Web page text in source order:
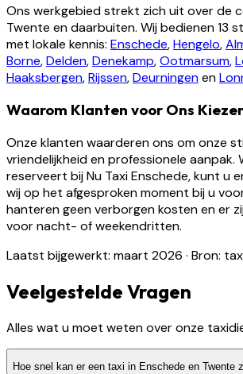
Ons werkgebied strekt zich uit over de
Twente en daarbuiten. Wij bedienen 13
met lokale kennis: Enschede,Hengelo,
Borne,Delden,Denekamp,Ootmarsum,
Haaksbergen,Rijssen,Deurningenen
Waarom Klanten voor Ons
Onze klanten waarderen ons om onze
vriendelijkheid en professionele aanpak.
reserveert bij Nu Taxi Enschede, kunt u
wij op het afgesproken moment bij u
hanteren geen verborgen kosten en er
voor nacht- of weekendritten.
Laatst bijgewerkt: maart 2026 · Bron:
Veelgestelde Vragen
Alles wat u moet weten over onze
Hoe snel kan er een taxi in Enschede en Twente